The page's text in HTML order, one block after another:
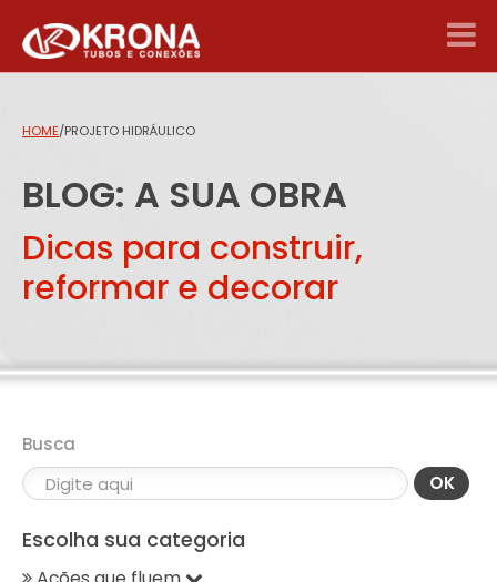
HOME/PROJETO HIDRÁULICO
BLOG: A SUA OBRA
Dicas para construir,
reformar e decorar
Busca
OK
Escolha sua categoria